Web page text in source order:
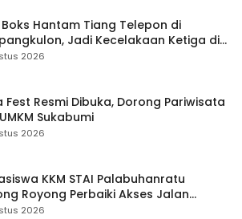
Hantam Tiang Telepon di
Jadi Kecelakaan Ketiga di
Sama
2026
Fest Resmi Dibuka, Dorong Pariwisata
Sukabumi
2026
KKM STAI Palabuhanratu
Royong Perbaiki Akses Jalan
Ta’lim di Sagaranten
2026